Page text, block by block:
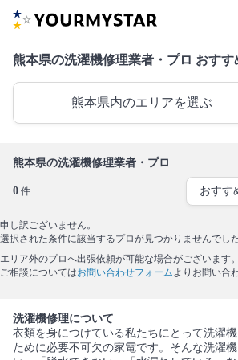
熊本県の洗濯機修理業者・プロ おすす
熊本県内のエリアを選ぶ
熊本県の洗濯機修理業者・プロ
0 件
申し訳ございません。
選択された条件に該当するプロが見つかりませんでした
エリア外のプロへ出張依頼が可能な場合がございます。
ご相談についてはお問い合わせフォームよりお問い合
洗濯機修理について
衣類を身につけている私たちにとって洗濯
ために必要不可欠の家電です。そんな洗濯